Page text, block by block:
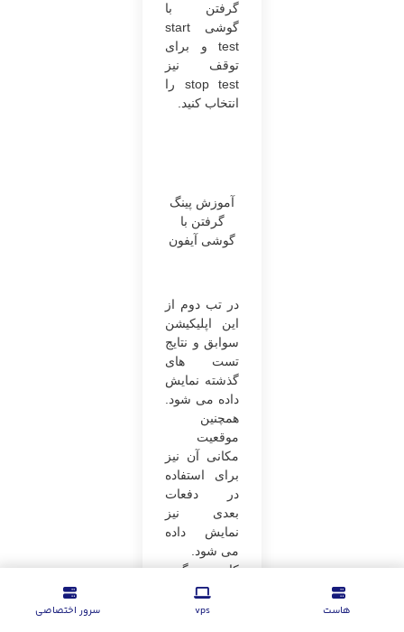
گرفتن با
گوشی start
test و برای
توقف نیز
stop test را
انتخاب کنید.
آموزش پینگ
گرفتن با
گوشی آیفون
در تب دوم از
این اپلیکیشن
سوابق و نتایج
تست های
گذشته نمایش
داده می شود.
همچنین
موقعیت
مکانی آن نیز
برای استفاده
در دفعات
بعدی نیز
نمایش داده
می شود.
کاربرد دیگری
که این نرم
افزار دارد این
هاست vps سرور اختصاصی